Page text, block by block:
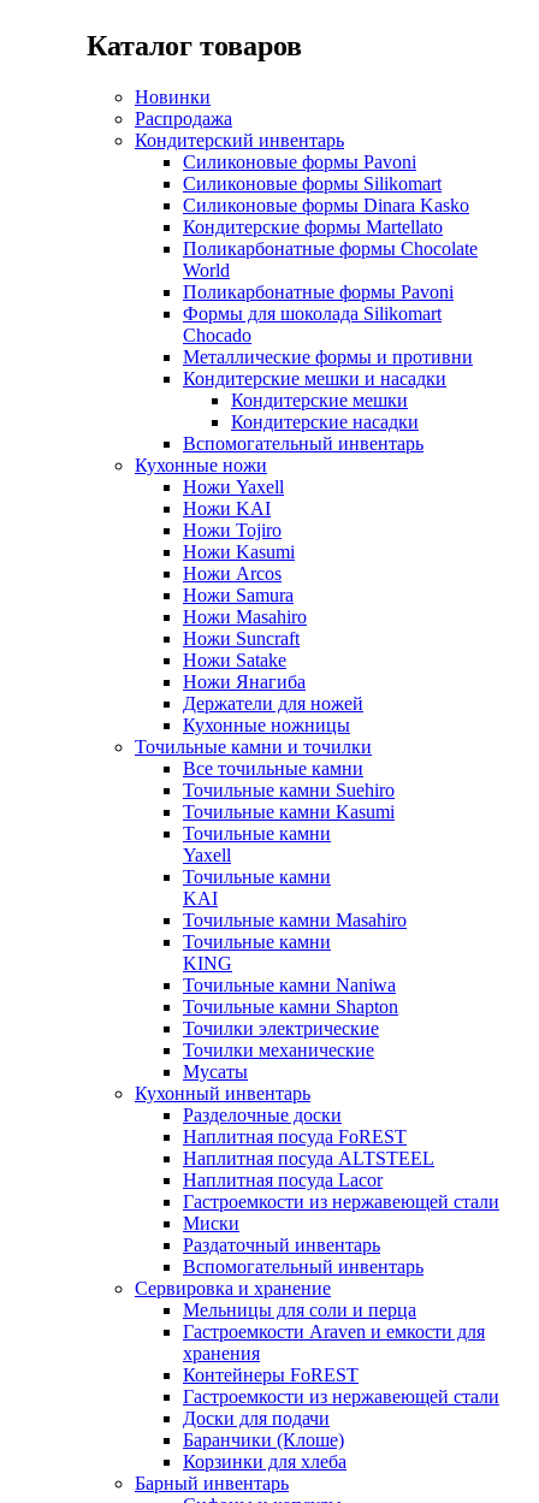
Каталог товаров
Новинки
Распродажа
Кондитерский инвентарь
Силиконовые формы Pavoni
Силиконовые формы Silikomart
Силиконовые формы Dinara Kasko
Кондитерские формы Martellato
Поликарбонатные формы Chocolate
World
Поликарбонатные формы Pavoni
Формы для шоколада Silikomart
Chocado
Металлические формы и противни
Кондитерские мешки и насадки
Кондитерские мешки
Кондитерские насадки
Вспомогательный инвентарь
Кухонные ножи
Ножи Yaxell
Ножи KAI
Ножи Tojiro
Ножи Kasumi
Ножи Arcos
Ножи Samura
Ножи Masahiro
Ножи Suncraft
Ножи Satake
Ножи Янагиба
Держатели для ножей
Кухонные ножницы
Точильные камни и точилки
Все точильные камни
Точильные камни Suehiro
Точильные камни Kasumi
Точильные камни
Yaxell
Точильные камни
KAI
Точильные камни Masahiro
Точильные камни
KING
Точильные камни Naniwa
Точильные камни Shapton
Точилки электрические
Точилки механические
Мусаты
Кухонный инвентарь
Разделочные доски
Наплитная посуда FoREST
Наплитная посуда ALTSTEEL
Наплитная посуда Lacor
Гастроемкости из нержавеющей стали
Миски
Раздаточный инвентарь
Вспомогательный инвентарь
Сервировка и хранение
Мельницы для соли и перца
Гастроемкости Araven и емкости для
хранения
Контейнеры FoREST
Гастроемкости из нержавеющей стали
Доски для подачи
Баранчики (Клоше)
Корзинки для хлеба
Барный инвентарь